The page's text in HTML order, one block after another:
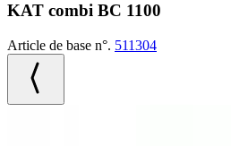
KAT combi BC 1100
Article de base n°. 511304